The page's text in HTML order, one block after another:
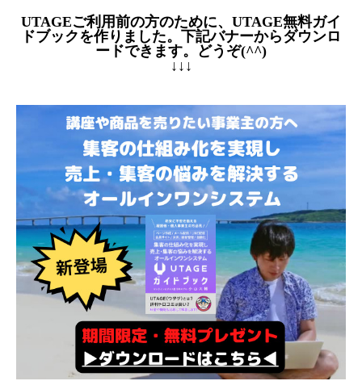
UTAGEご利用前の方のために、UTAGE無料ガイ
ドブックを作りました。下記バナーからダウンロ
ードできます。どうぞ(^^)
↓↓↓